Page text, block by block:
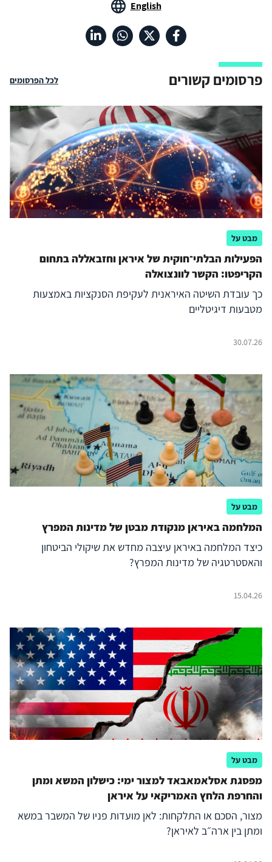
English
פרסומים קשורים לכל הפרסומים
מבט על
הפעילות הבלתי־חוקית של איראן וחזבאללה בתחום
הקריפטו: הקשר לוונצואלה
כך עובדת השיטה האיראנית לעקיפת הסנקציות באמצעות
מטבעות דיגיטליים
30.07.26
מבט על
המלחמה באיראן מנקודת מבטן של מדינות המפרץ
כיצד המלחמה באיראן עיצבה מחדש את שיקולי הביטחון
והאסטרטגיה של מדינות המפרץ?
15.04.26
מבט על
מפסגת אסלאמאבאד למצור ימי: כישלון המשא ומתן
והחרפת הלחץ האמריקאי על איראן
מצור, הסכם או התלקחות: לאן מועדות פניו של המשבר במשא
ומתן בין ארה״ב לאיראן?